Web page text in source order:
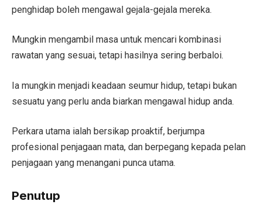
penghidap boleh mengawal gejala-gejala mereka.
Mungkin mengambil masa untuk mencari kombinasi
rawatan yang sesuai, tetapi hasilnya sering berbaloi.
Ia mungkin menjadi keadaan seumur hidup, tetapi bukan
sesuatu yang perlu anda biarkan mengawal hidup anda.
Perkara utama ialah bersikap proaktif, berjumpa
profesional penjagaan mata, dan berpegang kepada pelan
penjagaan yang menangani punca utama.
Penutup